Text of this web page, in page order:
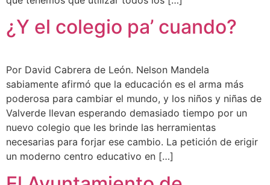
¿Y el colegio pa’ cuando?
Por David Cabrera de León. Nelson Mandela
sabiamente afirmó que la educación es el arma más
poderosa para cambiar el mundo, y los niños y niñas de
Valverde llevan esperando demasiado tiempo por un
nuevo colegio que les brinde las herramientas
necesarias para forjar ese cambio. La petición de erigir
un moderno centro educativo en […]